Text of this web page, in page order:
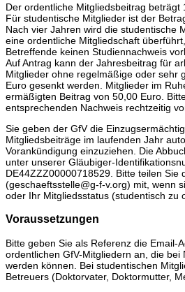
Der ordentliche Mitgliedsbeitrag beträgt
Für studentische Mitglieder ist der
Nach vier Jahren wird die studentische
eine ordentliche Mitgliedschaft
Betreffende keinen Studiennachweis
Auf Antrag kann der Jahresbeitrag für
Mitglieder ohne regelmäßige oder sehr
Euro gesenkt werden. Mitglieder im
ermäßigten Beitrag von 50,00 Euro.
entsprechenden Nachweis rechtzeitig
Sie geben der GfV die
Mitgliedsbeiträge im laufenden Jahr
Vorankündigung einzuziehen. Die
unter unserer Gläubiger-
DE44ZZZ00000718529. Bitte teilen Sie
(geschaeftsstelle@g-f-v.org) mit, wenn
oder Ihr Mitgliedsstatus (studentisch zu
Voraussetzungen
Bitte geben Sie als Referenz die Email-
ordentlichen GfV-Mitgliedern an, die bei
werden können. Bei studentischen
Betreuers (Doktorvater, Doktormutter,